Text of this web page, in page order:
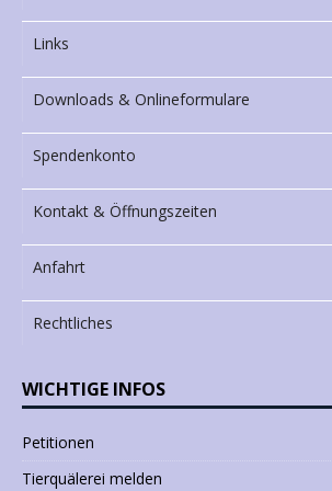
Links
Downloads & Onlineformulare
Spendenkonto
Kontakt & Öffnungszeiten
Anfahrt
Rechtliches
WICHTIGE INFOS
Petitionen
Tierquälerei melden